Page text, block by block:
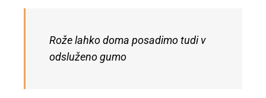
Rože lahko doma posadimo tudi v
odsluženo gumo